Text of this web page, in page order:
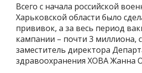
Всего с начала российской
Харьковской области было
прививок, а за весь период
кампании – почти 3 миллиона,
заместитель директора
здравоохранения ХОВА Жанна